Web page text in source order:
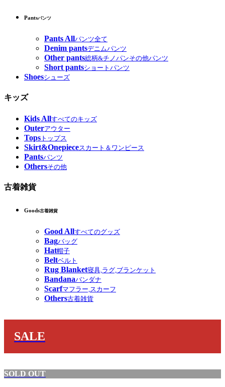
Pantsパンツ
Pants Allパンツ全て
Denim pantsデニムパンツ
Other pants総柄&チノパンその他パンツ
Short pantsショートパンツ
Shoesシューズ
キッズ
Kids Allすべてのキッズ
Outerアウター
Tops トップス
Skirt&Onepieceスカート＆ワンピース
Pantsパンツ
Othersその他
古着雑貨
Goods古着雑貨
Good Allすべてのグッズ
Bagバッグ
Hat帽子
Beltベルト
Rug Blanket寝具,ラグ,ブランケット
Bandanaバンダナ
Scarfマフラー,スカーフ
Others古着雑貨
SALE
SOLD OUT